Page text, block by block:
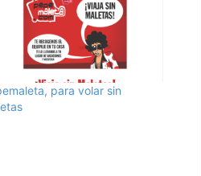
para volar sin